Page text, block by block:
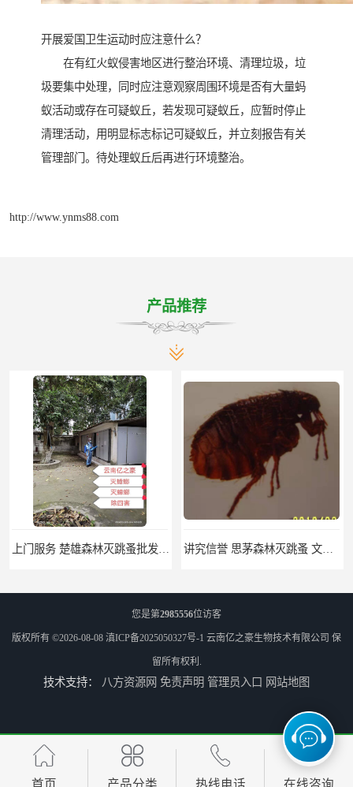
开展爱国卫生运动时应注意什么？
在有红火蚁侵害地区进行整治环境、清理垃圾，垃
圾要集中处理，同时应注意观察周围环境是否有大量蚂
蚁活动或存在可疑蚁丘，若发现可疑蚁丘，应暂时停止
清理活动，用明显标志标记可疑蚁丘，并立刻报告有关
管理部门。待处理蚁丘后再进行环境整治。
http://www.ynms88.com
产品推荐
讲究信誉 云南小区灭臭虫供应 消灭臭虫
您是第2985556位访客
版权所有 ©2026-08-08 滇ICP备2025050327号-1 云南亿之豪生物技术有限公司 保
留所有权利.
技术支持： 八方资源网 免责声明 管理员入口 网站地图
首页 产品分类 热线电话 在线咨询